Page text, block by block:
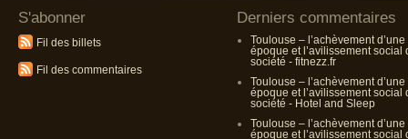
S'abonner
Fil des billets
Fil des commentaires
Derniers commentaires
Toulouse – l’achèvement d’une
époque et l’avilissement social
société - fitnezz.fr
Toulouse – l’achèvement d’une
époque et l’avilissement social
société - Hotel and Sleep
Toulouse – l’achèvement d’une
époque et l’avilissement social